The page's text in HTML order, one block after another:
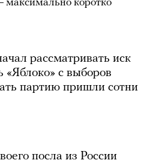
коротко
рассматривать иск
«Яблоко» с выборов
партию пришли сотни
посла из России